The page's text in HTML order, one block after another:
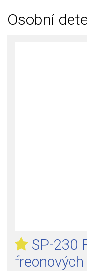
Osobní
SP-230